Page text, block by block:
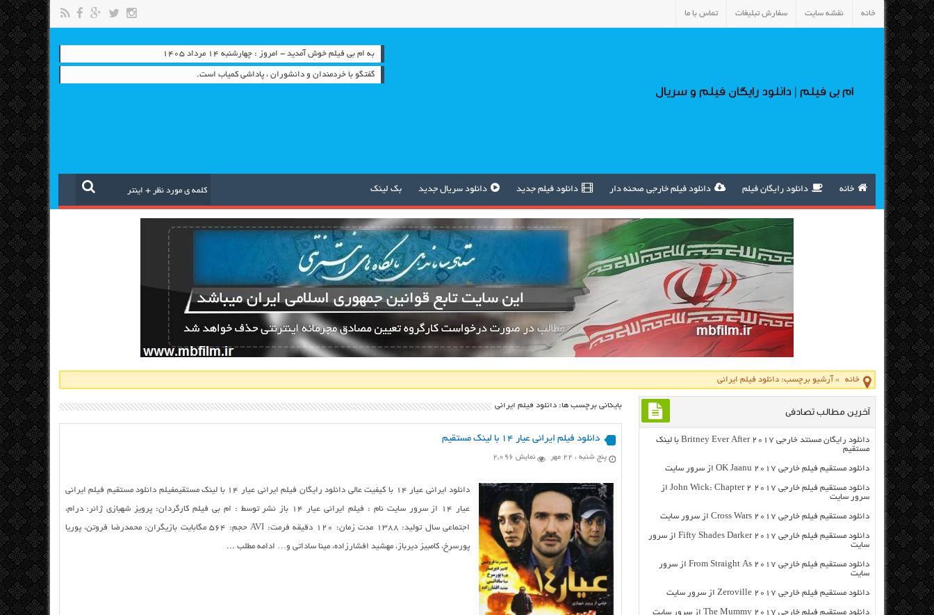
خانه نقشه سایت سفارش تبلیغات تماس با ما
ام بی فیلم | دانلود رایگان فیلم و سریال
به ام بی فیلم خوش آمدید - امروز : چهارشنبه ۱۴ مرداد ۱۴۰۵
گفتگو با خردمندان و دانشوران ، پاداشی کمیاب است.
خانه دانلود رایگان فیلم دانلود فیلم خارجی صحنه دار دانلود فیلم جدید دانلود سریال جدید بک لینک
خانه » آرشیو برچسب: دانلود فيلم ايراني
بایگانی برچسب ها: دانلود فيلم ايراني
دانلود فیلم ایرانی عیار ۱۴ با لینک مستقیم
پنج شنبه ، ۲۲ مهر نمایش 2,096
دانلود ایرانی عیار ۱۴ با کیفیت عالی دانلود رایگان فیلم ایرانی عیار ۱۴ با لینک مستقیمفیلم دانلود مستقیم فیلم ایرانی
عیار ۱۴ از سرور سایت نام : فیلم ایرانی عیار ۱۴ باز نشر توسط : ام بی فیلم کارگردان: پرویز شهبازی ژانر: درام،
اجتماعی سال تولید: ۱۳۸۸ مدت زمان: ۱۲۰ دقیقه فرمت: AVI حجم: ۵۶۴ مگابایت بازیگران: محمدرضا فروتن، پوریا
پورسرخ، کامبیز دیرباز، مهشید افشارزاده، مینا ساداتی و… ادامه مطلب ...
آخرین مطالب تصادفی
دانلود رایگان مسنتد خارجی Britney Ever After 2017 با لینک
مستقیم
دانلود مستقیم فیلم خارجی OK Jaanu 2017 از سرور سایت
دانلود مستقیم فیلم خارجی John Wick: Chapter 2 2017 از
سرور سایت
دانلود مستقیم فیلم خارجی Cross Wars 2017 از سرور سایت
دانلود مستقیم فیلم خارجی Fifty Shades Darker 2017 از سرور
سایت
دانلود مستقیم فیلم خارجی From Straight As 2017 از سرور
سایت
دانلود مستقیم فیلم خارجی Zeroville 2017 از سرور سایت
دانلود مستقیم فیلم خارجی The Mummy 2017 از سرور سایت